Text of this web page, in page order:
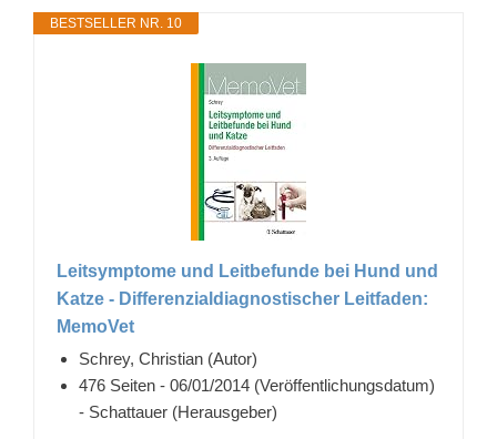
BESTSELLER NR. 10
Leitsymptome und Leitbefunde bei Hund und
Katze - Differenzialdiagnostischer Leitfaden:
MemoVet
Schrey, Christian (Autor)
476 Seiten - 06/01/2014 (Veröffentlichungsdatum)
- Schattauer (Herausgeber)